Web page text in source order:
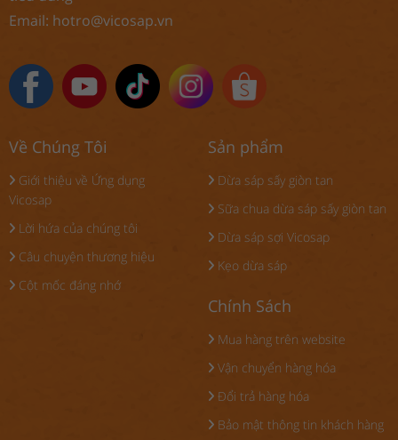
Email: hotro@vicosap.vn
Về Chúng Tôi
Giới thiệu về Ứng dụng
Vicosap
Lời hứa của chúng tôi
Câu chuyện thương hiệu
Cột mốc đáng nhớ
Sản phẩm
Dừa sáp sấy giòn tan
Sữa chua dừa sáp sấy giòn tan
Dừa sáp sợi Vicosap
Kẹo dừa sáp
Chính Sách
Mua hàng trên website
Vận chuyển hàng hóa
Đổi trả hàng hóa
Bảo mật thông tin khách hàng